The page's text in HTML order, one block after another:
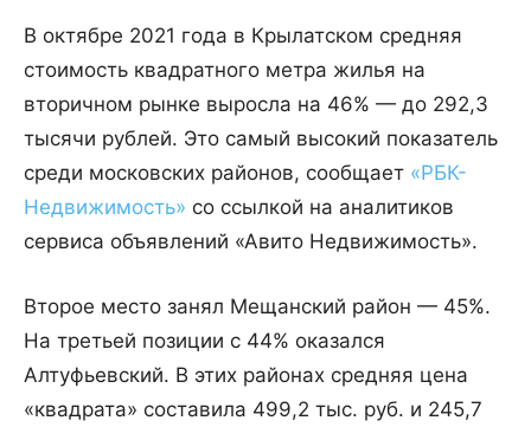
В октябре 2021 года в Крылатском средняя
стоимость квадратного метра жилья на
вторичном рынке выросла на 46% — до 292,3
тысячи рублей. Это самый высокий показатель
среди московских районов, сообщает «РБК-
Недвижимость» со ссылкой на аналитиков
сервиса объявлений «Авито Недвижимость».
Второе место занял Мещанский район — 45%.
На третьей позиции с 44% оказался
Алтуфьевский. В этих районах средняя цена
«квадрата» составила 499,2 тыс. руб. и 245,7